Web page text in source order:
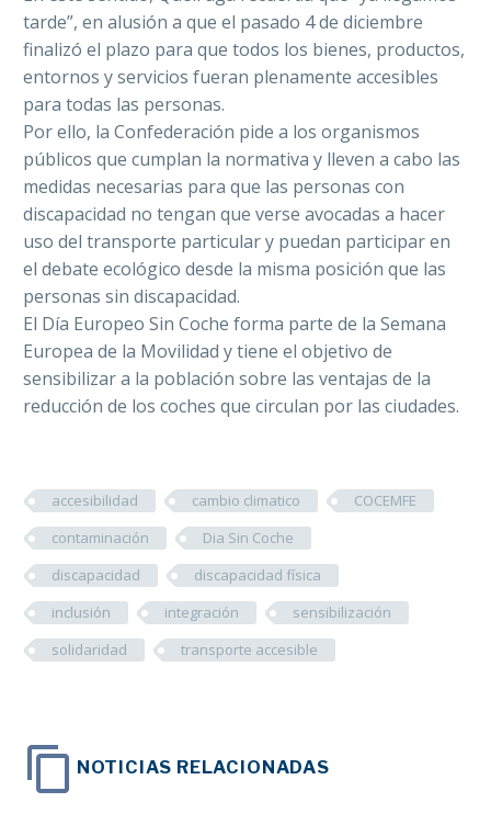
tarde”, en alusión a que el pasado 4 de diciembre
finalizó el plazo para que todos los bienes, productos,
entornos y servicios fueran plenamente accesibles
para todas las personas.
Por ello, la Confederación pide a los organismos
públicos que cumplan la normativa y lleven a cabo las
medidas necesarias para que las personas con
discapacidad no tengan que verse avocadas a hacer
uso del transporte particular y puedan participar en
el debate ecológico desde la misma posición que las
personas sin discapacidad.
El Día Europeo Sin Coche forma parte de la Semana
Europea de la Movilidad y tiene el objetivo de
sensibilizar a la población sobre las ventajas de la
reducción de los coches que circulan por las ciudades.
accesibilidad cambio climatico
COCEMFE
contaminación
Dia Sin Coche
discapacidad
discapacidad física
inclusión
integración
sensibilización
solidaridad
transporte accesible
NOTICIAS RELACIONADAS